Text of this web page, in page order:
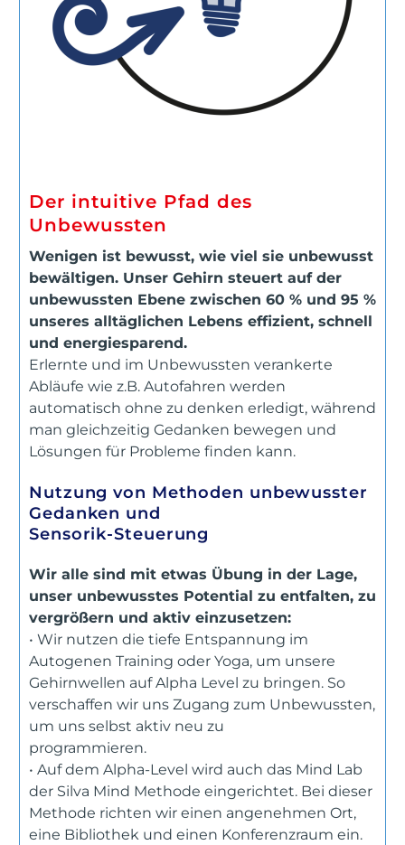
Der intuitive Pfad des
Unbewussten
Wenigen ist bewusst, wie viel sie unbewusst
bewältigen. Unser Gehirn steuert auf der
unbewussten Ebene zwischen 60 % und 95 %
unseres alltäglichen Lebens effizient, schnell
und energiesparend.
Erlernte und im Unbewussten verankerte
Abläufe wie z.B. Autofahren werden
automatisch ohne zu denken erledigt, während
man gleichzeitig Gedanken bewegen und
Lösungen für Probleme finden kann.
Nutzung von Methoden unbewusster
Gedanken und
Sensorik-Steuerung
Wir alle sind mit etwas Übung in der Lage,
unser unbewusstes Potential zu entfalten, zu
vergrößern und aktiv einzusetzen:
• Wir nutzen die tiefe Entspannung im
Autogenen Training oder Yoga, um unsere
Gehirnwellen auf Alpha Level zu bringen. So
verschaffen wir uns Zugang zum Unbewussten,
um uns selbst aktiv neu zu
programmieren.
• Auf dem Alpha-Level wird auch das Mind Lab
der Silva Mind Methode eingerichtet. Bei dieser
Methode richten wir einen angenehmen Ort,
eine Bibliothek und einen Konferenzraum ein.